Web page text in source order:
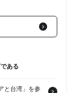
ある
と台湾」を参